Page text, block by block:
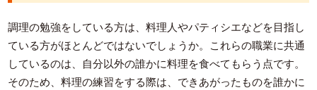
調理の勉強をしている方は、料理人やパティシエなどを目指し
ている方がほとんどではないでしょうか。これらの職業に共通
しているのは、自分以外の誰かに料理を食べてもらう点です。
そのため、料理の練習をする際は、できあがったものを誰かに